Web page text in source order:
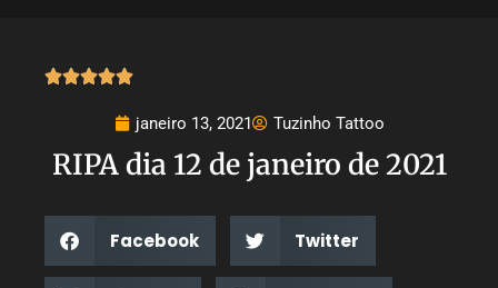

janeiro 13, 2021 Tuzinho Tattoo
RIPA dia 12 de janeiro de 2021
Facebook Twitter